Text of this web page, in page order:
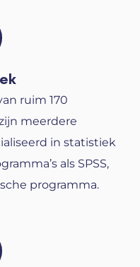
ruim 170
meerdere
in statistiek
als SPSS,
programma.